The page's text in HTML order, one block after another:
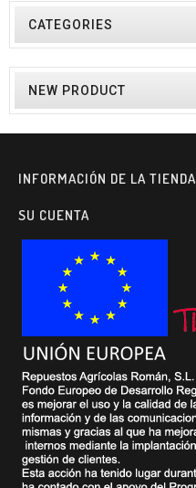
CATEGORIES
NEW PRODUCT
INFORMACIÓN DE LA TIENDA
SU CUENTA